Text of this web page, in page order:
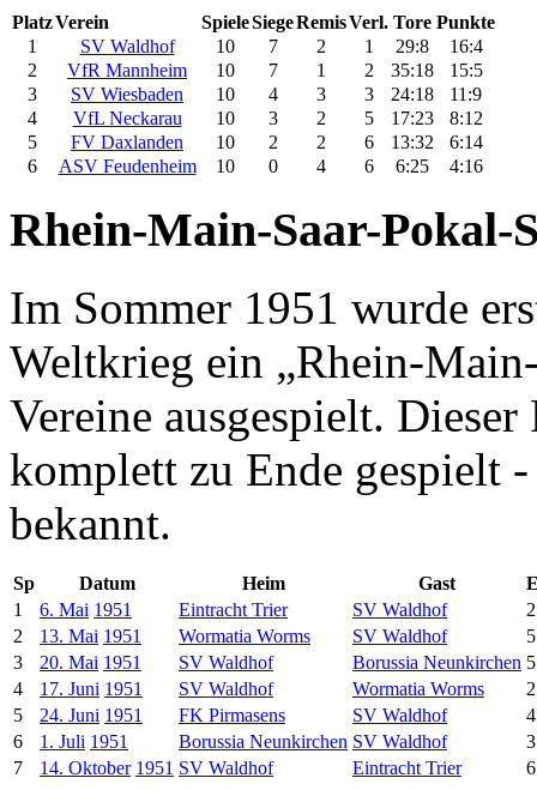
PlatzVerein SpieleSiegeRemisVerl. Tore Punkte
1
SV Waldhof 10 7 2 1 29:8
16:4
2
VfR Mannheim 10 7 1 2 35:18
15:5
3
SV Wiesbaden 10 4 3 3 24:18
11:9
4
VfL Neckarau 10 3 2 5 17:23
8:12
5
FV Daxlanden 10 2 2 6 13:32
6:14
6
ASV Feudenheim 10 0 4 6 6:25 4:16
Rhein-Main-Saar-Pokal-
Im Sommer 1951 wurde
Weltkrieg ein „Rhein-
Vereine ausgespielt.
komplett zu Ende gespielt
bekannt.
Sp Datum Heim Gast
1
6. Mai 1951 Eintracht Trier SV Waldhof
2
13. Mai 1951 Wormatia Worms SV Waldhof
3
20. Mai 1951 SV Waldhof Borussia Neunkirchen
4
17. Juni 1951 SV Waldhof Wormatia Worms
5
24. Juni 1951 FK Pirmasens SV Waldhof
6
1. Juli 1951 Borussia Neunkirchen SV Waldhof
7
14. Oktober 1951 SV Waldhof Eintracht Trier